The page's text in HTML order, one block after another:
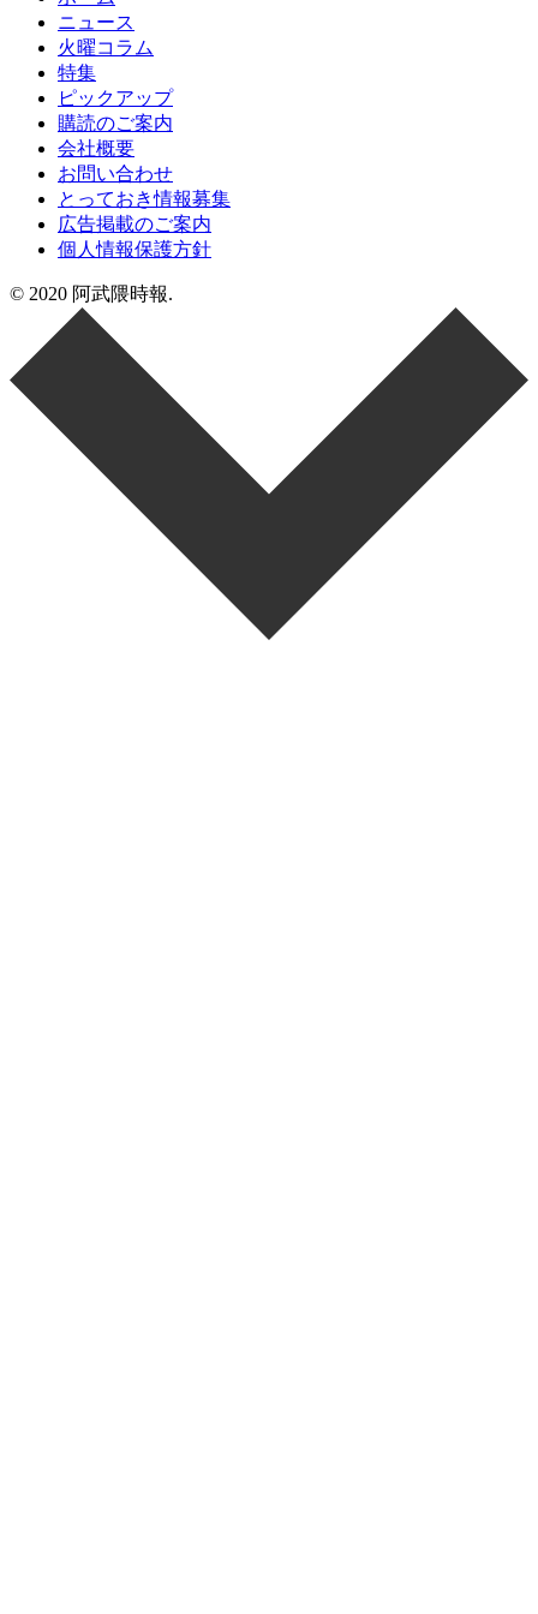
ニュース
火曜コラム
特集
ピックアップ
購読のご案内
会社概要
お問い合わせ
とっておき情報募集
広告掲載のご案内
個人情報保護方針
© 2020 阿武隈時報.